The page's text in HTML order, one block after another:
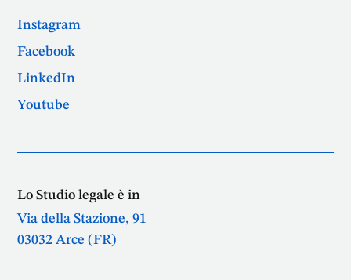
Instagram
Facebook
LinkedIn
Youtube
Lo Studio legale è in
Via della Stazione, 91
03032 Arce (FR)